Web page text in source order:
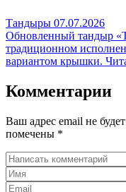
Тандыры 07.07.2026
Обновленный тандыр
традиционном
вариантом крышки.
Комментарии
Ваш адрес email не
помечены *